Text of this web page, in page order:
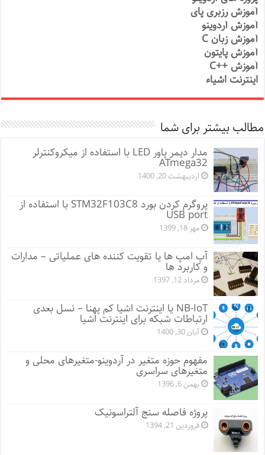
آموزش رزبری پای
آموزش آردوینو
آموزش زبان C
آموزش پایتون
آموزش ++C
اینترنت اشیاء
مطالب بیشتر برای شما
مدار دیمر پاور LED با استفاده از میکروکنترلر
ATmega32
اردیبهشت 20, 1400
پروگرم کردن بورد STM32F103C8 با استفاده از
USB port
مهر 18, 1399
آپ امپ ها یا تقویت کننده های عملیاتی – مدارات
و کاربرد ها
مرداد 12, 1397
NB-IoT یا اینترنت اشیا کم پهنا – نسل بعدی
ارتباطات شبکه برای اینترنت اشیا
آبان 30, 1400
مفهوم حوزه متغیر در آردوینو-متغیرهای محلی و
متغیرهای سراسری
بهمن 6, 1396
پروژه فاصله سنج آلتراسونیک
فروردین 21, 1394